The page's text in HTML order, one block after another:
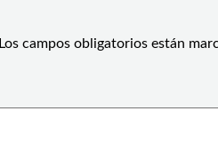
Los campos obligatorios están